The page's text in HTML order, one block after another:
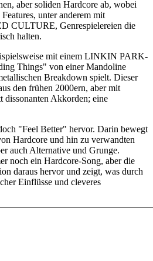
aber soliden Hardcore ab, wobei
unter anderem mit
CULTURE, Genrespielereien die
halten.
mit einem LINKIN PARK-
Things" von einer Mandoline
Breakdown spielt. Dieser
den frühen 2000ern, aber mit
dissonanten Akkorden; eine
"Feel Better" hervor. Darin bewegt
Hardcore und hin zu verwandten
auch Alternative und Grunge.
noch ein Hardcore-Song, aber die
daraus hervor und zeigt, was durch
Einflüsse und cleveres